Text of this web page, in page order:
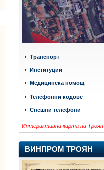
Транспорт
Институции
Медицинска помощ
Телефонни кодове
Спешни телефони
Интерактивна карта на Троян
ВИНПРОМ ТРОЯН